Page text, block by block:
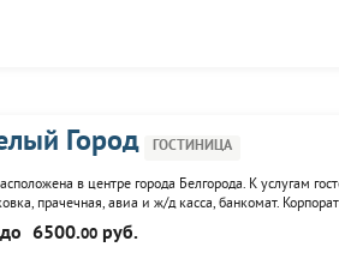
Город ГОСТИНИЦА
в центре города Белгорода. К услугам
прачечная, авиа и ж/д касса, банкомат.
аренда офисного оборудования, услуги
до 6500.00руб.